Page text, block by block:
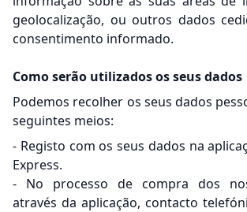
geolocalização, ou outros dados
consentimento informado.
Como serão utilizados os seus dados
Podemos recolher os seus dados
seguintes meios:
- Registo com os seus dados na
Express.
- No processo de compra dos
através da aplicação, contacto